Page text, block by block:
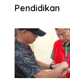
Pendidikan